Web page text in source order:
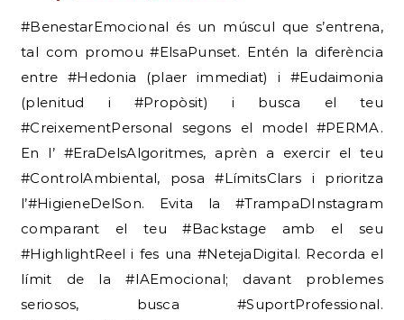
#BenestarEmocional és un múscul que s’entrena,
tal com promou #ElsaPunset. Entén la diferència
entre #Hedonia (plaer immediat) i #Eudaimonia
(plenitud i #Propòsit) i busca el teu
#CreixementPersonal segons el model #PERMA.
En l’ #EraDelsAlgoritmes, aprèn a exercir el teu
#ControlAmbiental, posa #LímitsClars i prioritza
l’#HigieneDelSon. Evita la #TrampaDInstagram
comparant el teu #Backstage amb el seu
#HighlightReel i fes una #NetejaDigital. Recorda el
límit de la #IAEmocional; davant problemes
seriosos, busca #SuportProfessional.